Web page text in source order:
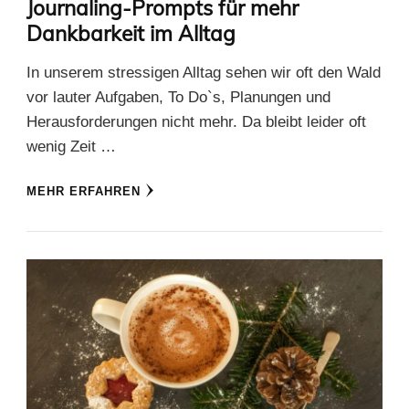
Journaling-Prompts für mehr
Dankbarkeit im Alltag
In unserem stressigen Alltag sehen wir oft den Wald
vor lauter Aufgaben, To Do`s, Planungen und
Herausforderungen nicht mehr. Da bleibt leider oft
wenig Zeit …
MEHR ERFAHREN